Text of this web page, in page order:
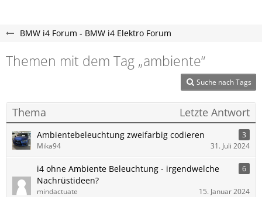
BMW i4 Forum - BMW i4 Elektro Forum
Themen mit dem Tag „ambiente“
Suche nach Tags
Thema Letzte Antwort
Ambientebeleuchtung zweifarbig codieren
3
Mika94
31. Juli 2024
i4 ohne Ambiente Beleuchtung - irgendwelche
Nachrüstideen?
6
mindactuate 15. Januar 2024